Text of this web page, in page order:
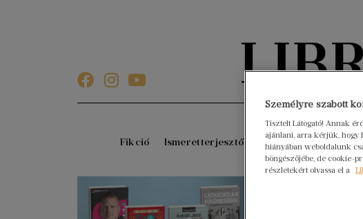
Fikció Ismeretterjesztő Gyerekkönyvek
Személyre szabott
Tisztelt Látogató! Annak
ajánlani, arra kérjük, hogy
hiányában weboldalunk
böngészőjébe, de cookie-
részletekért olvassa el a